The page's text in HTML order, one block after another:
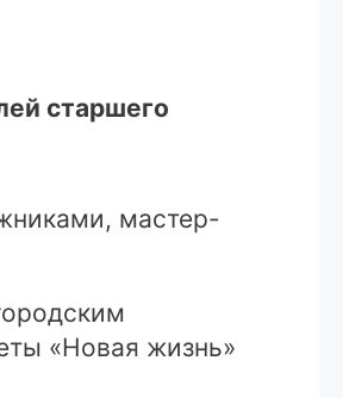
старшего
мастер-
«Новая жизнь»